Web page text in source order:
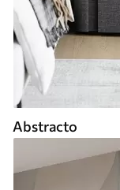
Abstracto